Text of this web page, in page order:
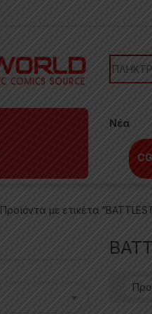
Νέα
Προϊόντα με ετικέτα